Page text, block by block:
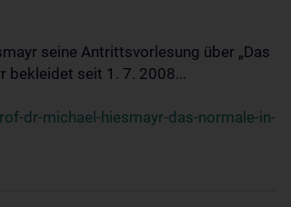
seine Antrittsvorlesung über „Das
bekleidet seit 1. 7. 2008...
dr-michael-hiesmayr-das-normale-in-